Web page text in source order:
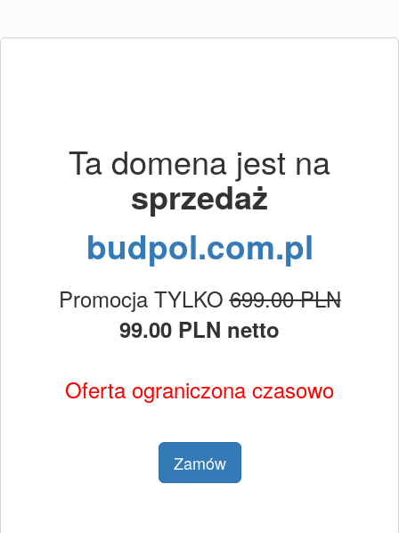
Ta domena jest na
sprzedaż
budpol.com.pl
Promocja TYLKO699.00 PLN
99.00 PLN netto
Oferta ograniczona czasowo
Zamów